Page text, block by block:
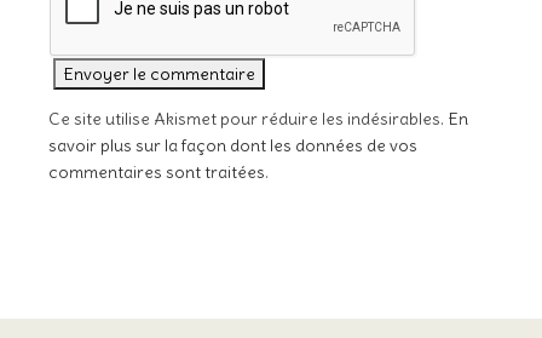
Ce site utilise Akismet pour réduire les indésirables. En
savoir plus sur la façon dont les données de vos
commentaires sont traitées.